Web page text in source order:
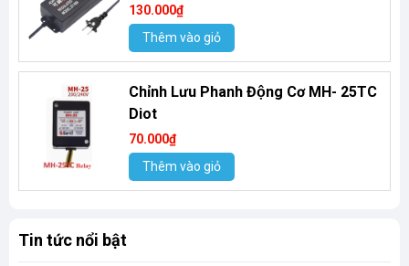
130.000₫
Thêm vào giỏ
Chỉnh Lưu Phanh Động Cơ MH- 25TC
Diot
70.000₫
Thêm vào giỏ
Tin tức nổi bật